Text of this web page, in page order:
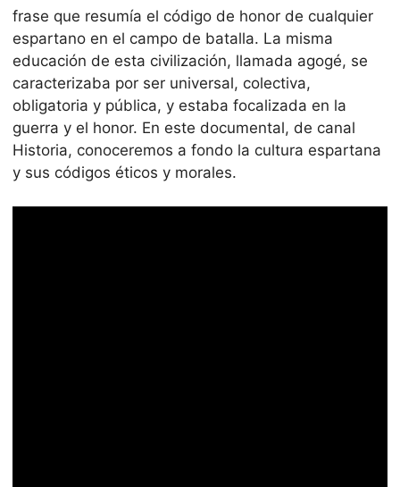
frase que resumía el código de honor de cualquier
espartano en el campo de batalla. La misma
educación de esta civilización, llamada agogé, se
caracterizaba por ser universal, colectiva,
obligatoria y pública, y estaba focalizada en la
guerra y el honor. En este documental, de canal
Historia, conoceremos a fondo la cultura espartana
y sus códigos éticos y morales.